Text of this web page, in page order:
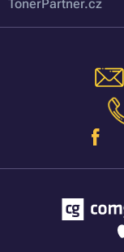
TonerPartner.cz